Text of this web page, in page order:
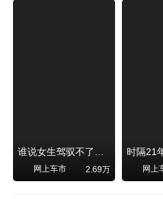
谁说女生驾驭不了大SUV？看我开问界M6驰骋坝上草原！
网上车市 2.69万 网上